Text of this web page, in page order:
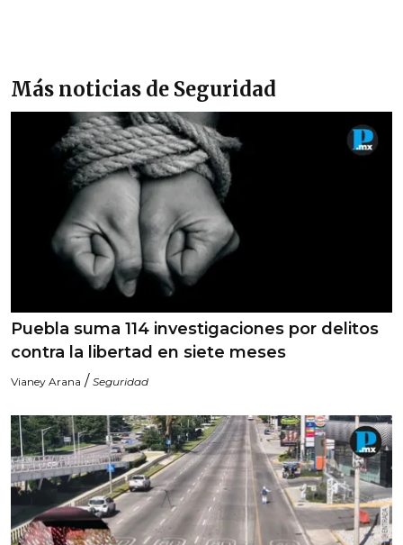
Más noticias de Seguridad
Puebla suma 114 investigaciones por delitos
contra la libertad en siete meses
Vianey Arana / Seguridad